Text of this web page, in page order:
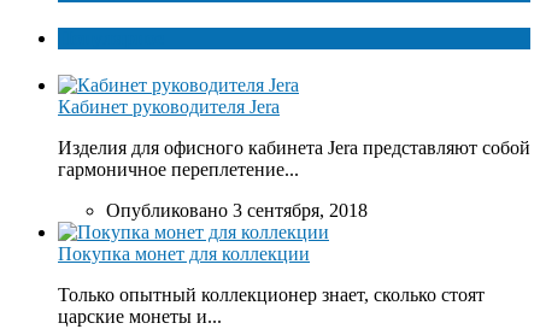
Кабинет руководителя Jera
Изделия для офисного кабинета Jera представляют собой
гармоничное переплетение...
Опубликовано 3 сентября, 2018
Покупка монет для коллекции
Только опытный коллекционер знает, сколько стоят
царские монеты и...